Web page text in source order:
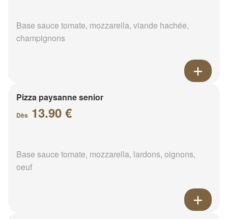
Base sauce tomate, mozzarella, viande hachée,
champignons
Pizza paysanne senior
Dès 13.90 €
Base sauce tomate, mozzarella, lardons, oignons,
oeuf